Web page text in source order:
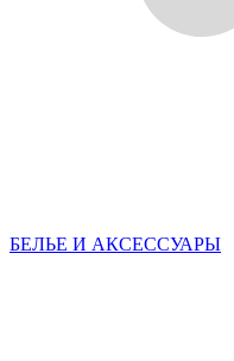
БЕЛЬЕ И АКСЕССУАРЫ